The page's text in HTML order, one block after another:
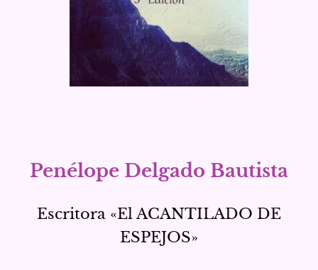
Penélope Delgado Bautista
Escritora «El ACANTILADO DE
ESPEJOS»